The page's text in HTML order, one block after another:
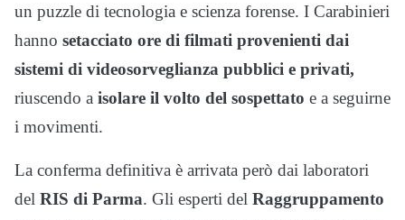
un puzzle di tecnologia e scienza forense. I Carabinieri
hanno setacciato ore di filmati provenienti dai
sistemi di videosorveglianza pubblici e privati,
riuscendo a isolare il volto del sospettato e a seguirne
i movimenti.
La conferma definitiva è arrivata però dai laboratori
del RIS di Parma. Gli esperti del Raggruppamento